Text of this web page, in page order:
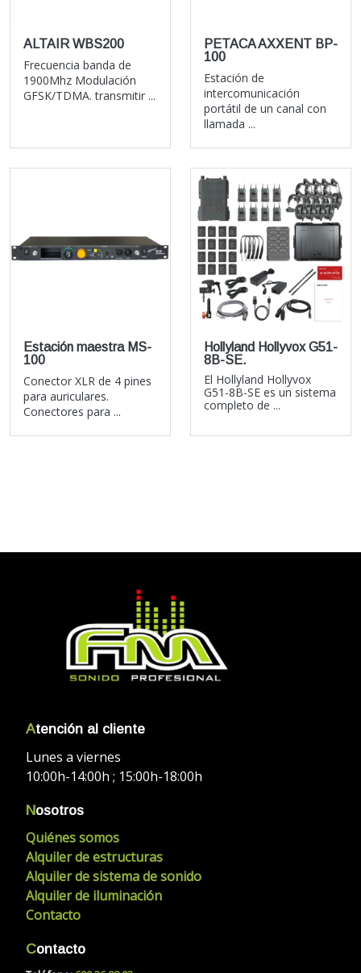
ALTAIR WBS200
Frecuencia banda de
1900Mhz Modulación
GFSK/TDMA. transmitir ...
PETACA AXXENT BP-
100
Estación de
intercomunicación
portátil de un canal con
llamada ...
Estación maestra MS-
100
Conector XLR de 4 pines
para auriculares.
Conectores para ...
Hollyland Hollyvox G51-
8B-SE.
El Hollyland Hollyvox
G51-8B-SE es un sistema
completo de ...
Atención al cliente
Lunes a viernes
10:00h-14:00h ; 15:00h-18:00h
Nosotros
Quiénes somos
Alquiler de estructuras
Alquiler de sistema de sonido
Alquiler de iluminación
Contacto
Contacto